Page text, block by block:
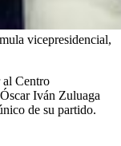
vicepresidencial,
al Centro
Iván Zuluaga
de su partido.